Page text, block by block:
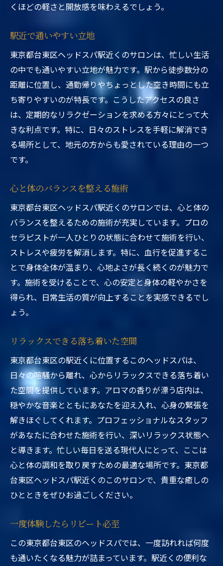
くほどの軽さと開放感を味わえるでしょう。
駅近で通いやすい立地
東京都台東区ヘッドスパ駅近くのサロンは、忙しい生活
の中でも通いやすい立地が魅力です。駅から徒歩数分の
距離に位置し、通勤帰りやちょっとした空き時間にも立
ち寄りやすいのが特長です。こうしたアクセスの良さ
は、定期的なリラクゼーションを求める方々にとって大
きな利点です。特に、日々のストレスを手軽に解消でき
る場所として、地元の方からも愛されている理由の一つ
です。
心と体のバランスを整える施術
東京都台東区ヘッドスパ駅近くのサロンでは、心と体の
バランスを整えるための施術が充実しています。プロの
セラピストが一人ひとりの状態に合わせて施術を行い、
ストレスや疲労を解消します。特に、血行を促進するこ
とで身体全体が温まり、心地よさが長く続くのが魅力で
す。施術を受けることで、心の安定と身体の軽やかさを
得られ、日常生活の質が向上することを実感できるでし
ょう。
リラックスできる落ち着いた空間
東京都台東区の駅近くに位置するこのヘッドスパは、
日々の喧騒から離れ、心からリラックスできる落ち着い
た空間を提供しています。アロマの香りが漂う店内は、
穏やかな音楽とともにあなたを迎え入れ、心身の緊張を
解きほぐしてくれます。プロフェッショナルなスタッフ
があなたに合わせた施術を行い、深いリラックス状態へ
と導きます。忙しい毎日を送る現代人にとって、ここは
心と体の調和を取り戻すための最適な場所です。東京都
台東区ヘッドスパ駅近くのこのサロンで、貴重な癒しの
ひとときをぜひお過ごしください。
一度体験したらリピート必至
この東京都台東区のヘッドスパでは、一度訪れれば何度
も通いたくなる魅力が詰まっています。駅近くの便利な